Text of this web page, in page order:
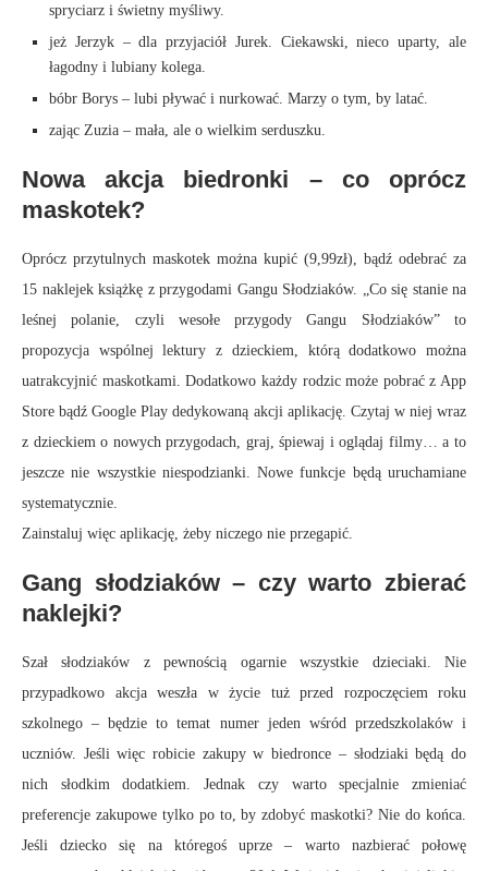
spryciarz i świetny myśliwy.
jeż Jerzyk – dla przyjaciół Jurek. Ciekawski, nieco uparty, ale
łagodny i lubiany kolega.
bóbr Borys – lubi pływać i nurkować. Marzy o tym, by latać.
zając Zuzia – mała, ale o wielkim serduszku.
Nowa akcja biedronki – co oprócz
maskotek?
Oprócz przytulnych maskotek można kupić (9,99zł), bądź odebrać za
15 naklejek książkę z przygodami Gangu Słodziaków. „Co się stanie na
leśnej polanie, czyli wesołe przygody Gangu Słodziaków” to
propozycja wspólnej lektury z dzieckiem, którą dodatkowo można
uatrakcyjnić maskotkami. Dodatkowo każdy rodzic może pobrać z App
Store bądź Google Play dedykowaną akcji aplikację. Czytaj w niej wraz
z dzieckiem o nowych przygodach, graj, śpiewaj i oglądaj filmy… a to
jeszcze nie wszystkie niespodzianki. Nowe funkcje będą uruchamiane
systematycznie.
Zainstaluj więc aplikację, żeby niczego nie przegapić.
Gang słodziaków – czy warto zbierać
naklejki?
Szał słodziaków z pewnością ogarnie wszystkie dzieciaki. Nie
przypadkowo akcja weszła w życie tuż przed rozpoczęciem roku
szkolnego – będzie to temat numer jeden wśród przedszkolaków i
uczniów. Jeśli więc robicie zakupy w biedronce – słodziaki będą do
nich słodkim dodatkiem. Jednak czy warto specjalnie zmieniać
preferencje zakupowe tylko po to, by zdobyć maskotki? Nie do końca.
Jeśli dziecko się na któregoś uprze – warto nazbierać połowę